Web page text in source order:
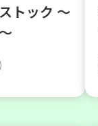
トック ～